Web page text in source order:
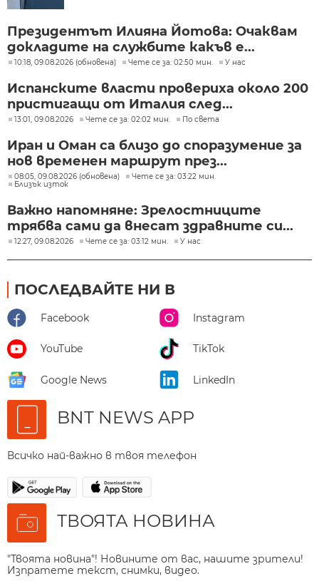
Президентът Илияна Йотова: Очаквам
докладите на службите какъв е...
10:18, 09.08.2026 (обновена) Чете се за: 02:50 мин. У нас
Испанските власти провериха около 200
пристигащи от Италия след...
13:01, 09.08.2026 Чете се за: 02:02 мин. По света
Иран и Оман са близо до споразумение за
нов временен маршрут през...
08:05, 09.08.2026 (обновена)
Чете се за: 03:22 мин.
Близък изток
Важно напомняне: Зрелостниците
трябва сами да внесат здравните си...
12:27, 09.08.2026 Чете се за: 03:12 мин. У нас
ПОСЛЕДВАЙТЕ НИ В
Facebook Instagram
YouTube TikTok
Google News LinkedIn
BNT NEWS APP
Всичко най-важно в твоя телефон
ТВОЯТА НОВИНА
"Твоята новина"! Новините от вас, нашите зрители!
Изпратете текст, снимки, видео.